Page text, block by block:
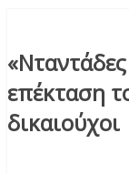
επέκταση
δικαιούχοι